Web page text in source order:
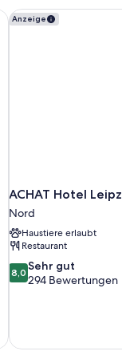
Anzeige
ACHAT Hotel
Nord
Haustiere erlaubt
Restaurant
8.0
von
294
Bewertungen
8,0 Sehr gut
294 Bewertungen
ACHAT Hotel